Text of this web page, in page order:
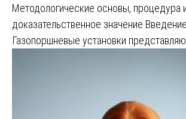
Методологические основы, процедура
доказательственное значение Введение
Газопоршневые установки